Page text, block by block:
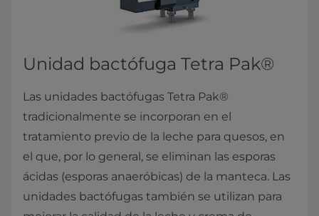
Unidad bactófuga Tetra Pak®​​
Las unidades bactófugas Tetra Pak®
tradicionalmente se incorporan en el
tratamiento previo de la leche para quesos, en
el que, por lo general, se eliminan las esporas
ácidas (esporas anaeróbicas) de la manteca. Las
unidades bactófugas también se utilizan para